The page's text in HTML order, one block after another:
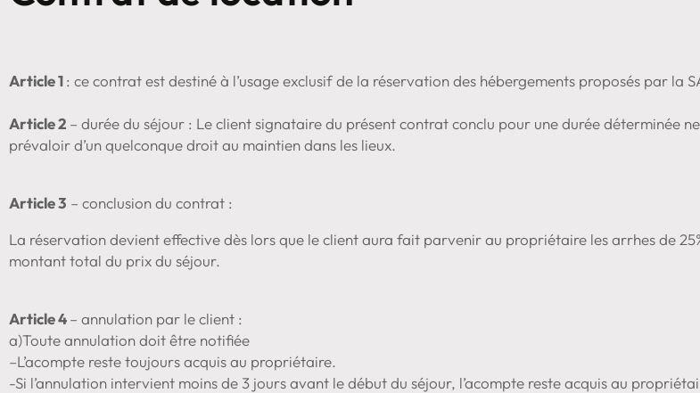
Article 1: ce contrat est destiné à l’usage exclusif de la réservation des hébergements proposés par la
Article 2 – durée du séjour : Le client signataire du présent contrat conclu pour une durée déterminée
prévaloir d’un quelconque droit au maintien dans les lieux.
Article 3 – conclusion du contrat :
La réservation devient effective dès lors que le client aura fait parvenir au propriétaire les arrhes de
montant total du prix du séjour.
Article 4– annulation par le client :
a)Toute annulation doit être notifiée
–L’acompte reste toujours acquis au propriétaire.
-Si l’annulation intervient moins de 3 jours avant le début du séjour, l’acompte reste acquis au